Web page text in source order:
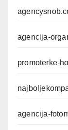
agencija-
promoterke-
agencija-